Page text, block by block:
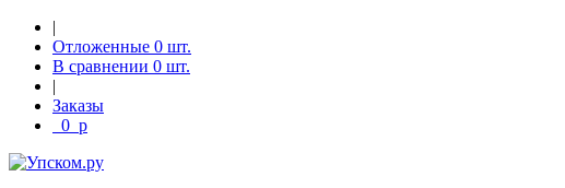
|
Отложенные 0 шт.
В сравнении 0 шт.
|
Заказы
0 p